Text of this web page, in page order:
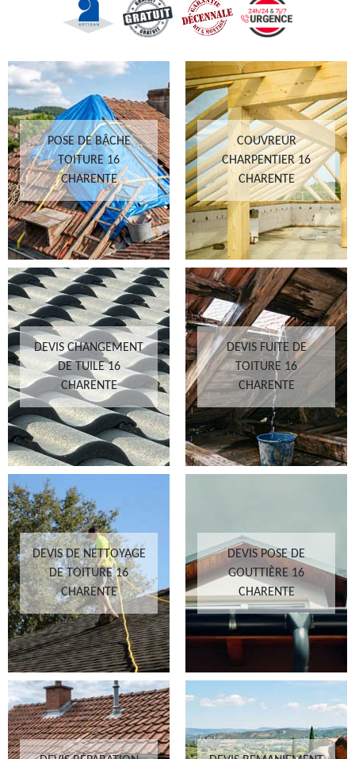
POSE DE BÂCHE
TOITURE 16
CHARENTE
COUVREUR
CHARPENTIER 16
CHARENTE
DEVIS CHANGEMENT
DE TUILE 16
CHARENTE
DEVIS FUITE DE
TOITURE 16
CHARENTE
DEVIS DE NETTOYAGE
DE TOITURE 16
CHARENTE
DEVIS POSE DE
GOUTTIÈRE 16
CHARENTE